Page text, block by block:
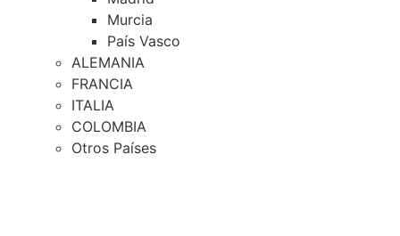
Murcia
País Vasco
ALEMANIA
FRANCIA
ITALIA
COLOMBIA
Otros Países